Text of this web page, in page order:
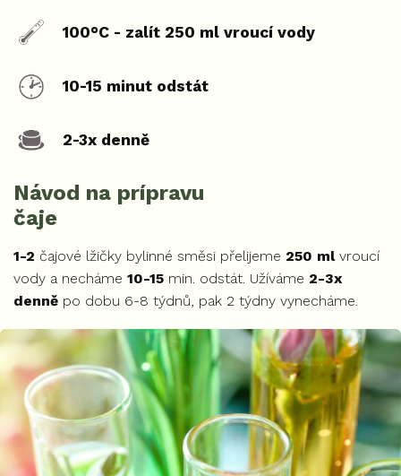
100°C - zalít 250 ml vroucí vody
10-15 minut odstát
2-3x denně
Návod na prípravu
čaje
1-2 čajové lžičky bylinné směsi přelijeme 250 mlvroucí
vody a necháme 10-15 min. odstát. Užíváme 2-3x
denně po dobu 6-8 týdnů, pak 2 týdny vynecháme.